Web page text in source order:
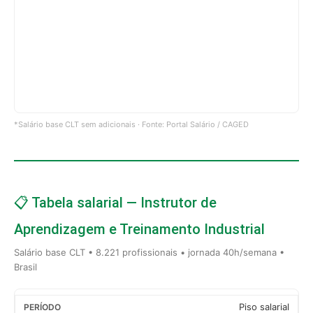
*Salário base CLT sem adicionais · Fonte: Portal Salário / CAGED
📋 Tabela salarial — Instrutor de
Aprendizagem e Treinamento Industrial
Salário base CLT • 8.221 profissionais • jornada 40h/semana •
Brasil
Piso salarial